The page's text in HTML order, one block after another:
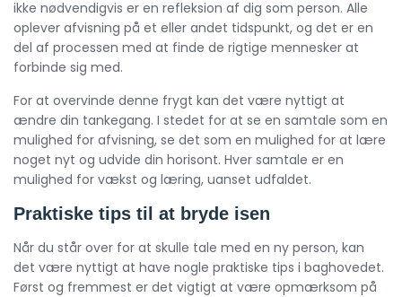
ikke nødvendigvis er en refleksion af dig som person. Alle
oplever afvisning på et eller andet tidspunkt, og det er en
del af processen med at finde de rigtige mennesker at
forbinde sig med.
For at overvinde denne frygt kan det være nyttigt at
ændre din tankegang. I stedet for at se en samtale som en
mulighed for afvisning, se det som en mulighed for at lære
noget nyt og udvide din horisont. Hver samtale er en
mulighed for vækst og læring, uanset udfaldet.
Praktiske tips til at bryde isen
Når du står over for at skulle tale med en ny person, kan
det være nyttigt at have nogle praktiske tips i baghovedet.
Først og fremmest er det vigtigt at være opmærksom på